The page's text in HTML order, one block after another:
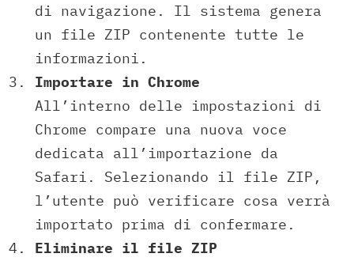
di navigazione. Il sistema genera
un file ZIP contenente tutte le
informazioni.
Importare in Chrome
All’interno delle impostazioni di
Chrome compare una nuova voce
dedicata all’importazione da
Safari. Selezionando il file ZIP,
l’utente può verificare cosa verrà
importato prima di confermare.
Eliminare il file ZIP